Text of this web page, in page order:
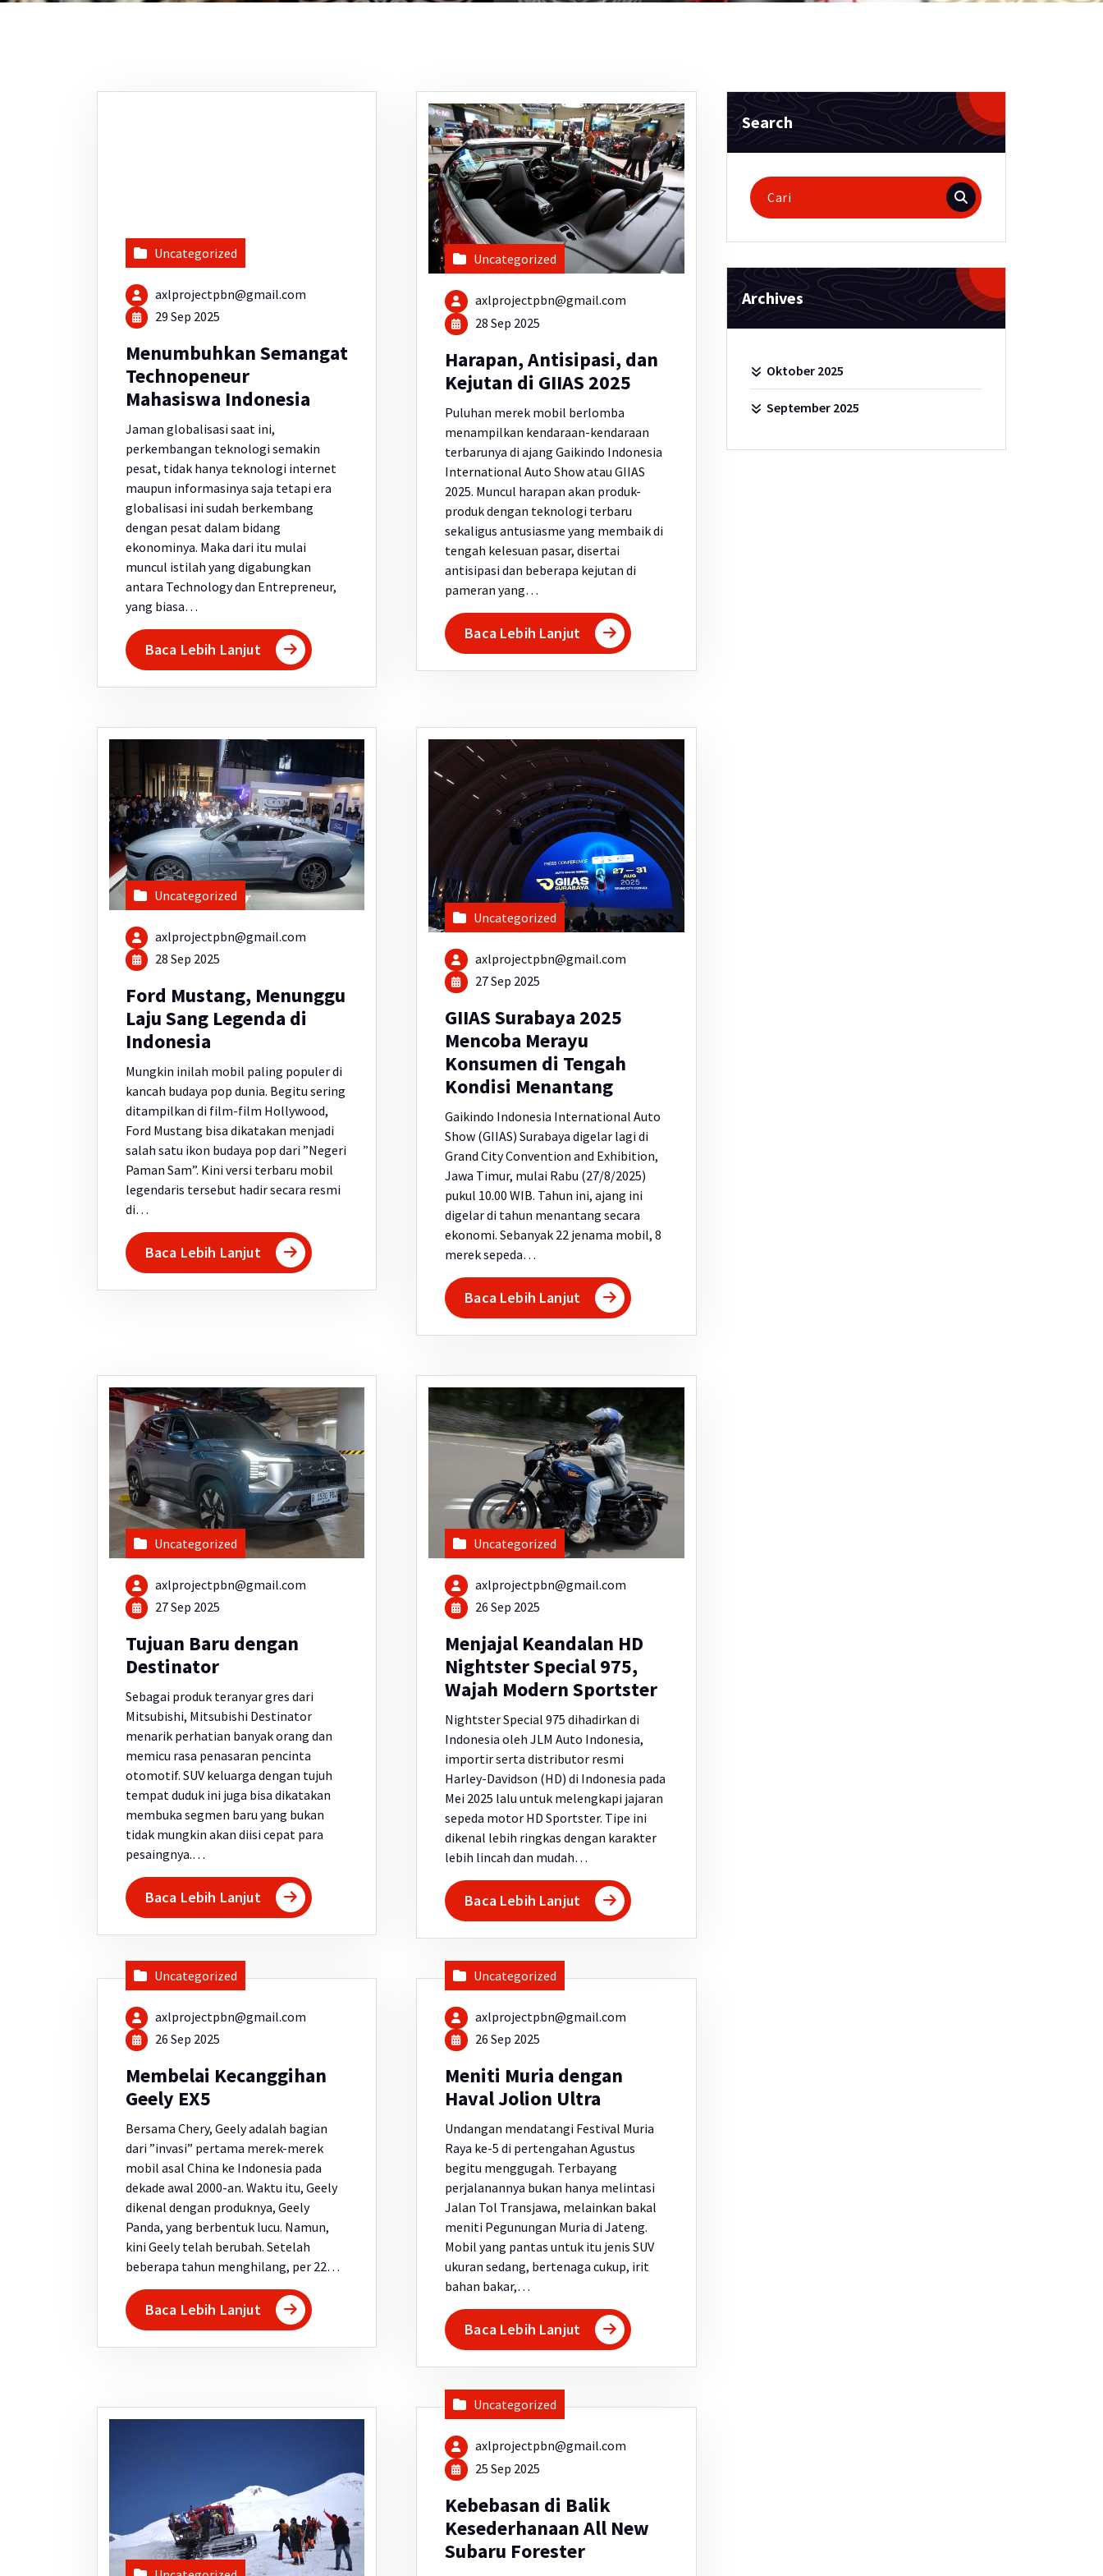
Uncategorized
axlprojectpbn@gmail.com
29 Sep 2025
Menumbuhkan Semangat
Technopeneur
Mahasiswa Indonesia
Jaman globalisasi saat ini,
perkembangan teknologi semakin
pesat, tidak hanya teknologi internet
maupun informasinya saja tetapi era
globalisasi ini sudah berkembang
dengan pesat dalam bidang
ekonominya. Maka dari itu mulai
muncul istilah yang digabungkan
antara Technology dan Entrepreneur,
yang biasa…
Baca Lebih Lanjut
Uncategorized
axlprojectpbn@gmail.com
28 Sep 2025
Harapan, Antisipasi, dan
Kejutan di GIIAS 2025
Puluhan merek mobil berlomba
menampilkan kendaraan-kendaraan
terbarunya di ajang Gaikindo Indonesia
International Auto Show atau GIIAS
2025. Muncul harapan akan produk-
produk dengan teknologi terbaru
sekaligus antusiasme yang membaik di
tengah kelesuan pasar, disertai
antisipasi dan beberapa kejutan di
pameran yang…
Baca Lebih Lanjut
Uncategorized
axlprojectpbn@gmail.com
28 Sep 2025
Ford Mustang, Menunggu
Laju Sang Legenda di
Indonesia
Mungkin inilah mobil paling populer di
kancah budaya pop dunia. Begitu sering
ditampilkan di film-film Hollywood,
Ford Mustang bisa dikatakan menjadi
salah satu ikon budaya pop dari ”Negeri
Paman Sam”. Kini versi terbaru mobil
legendaris tersebut hadir secara resmi
di…
Baca Lebih Lanjut
Uncategorized
axlprojectpbn@gmail.com
27 Sep 2025
GIIAS Surabaya 2025
Mencoba Merayu
Konsumen di Tengah
Kondisi Menantang
Gaikindo Indonesia International Auto
Show (GIIAS) Surabaya digelar lagi di
Grand City Convention and Exhibition,
Jawa Timur, mulai Rabu (27/8/2025)
pukul 10.00 WIB. Tahun ini, ajang ini
digelar di tahun menantang secara
ekonomi. Sebanyak 22 jenama mobil, 8
merek sepeda…
Baca Lebih Lanjut
Uncategorized
axlprojectpbn@gmail.com
27 Sep 2025
Tujuan Baru dengan
Destinator
Sebagai produk teranyar gres dari
Mitsubishi, Mitsubishi Destinator
menarik perhatian banyak orang dan
memicu rasa penasaran pencinta
otomotif. SUV keluarga dengan tujuh
tempat duduk ini juga bisa dikatakan
membuka segmen baru yang bukan
tidak mungkin akan diisi cepat para
pesaingnya.…
Baca Lebih Lanjut
Uncategorized
axlprojectpbn@gmail.com
26 Sep 2025
Menjajal Keandalan HD
Nightster Special 975,
Wajah Modern Sportster
Nightster Special 975 dihadirkan di
Indonesia oleh JLM Auto Indonesia,
importir serta distributor resmi
Harley-Davidson (HD) di Indonesia pada
Mei 2025 lalu untuk melengkapi jajaran
sepeda motor HD Sportster. Tipe ini
dikenal lebih ringkas dengan karakter
lebih lincah dan mudah…
Baca Lebih Lanjut
Uncategorized
axlprojectpbn@gmail.com
26 Sep 2025
Membelai Kecanggihan
Geely EX5
Bersama Chery, Geely adalah bagian
dari ”invasi” pertama merek-merek
mobil asal China ke Indonesia pada
dekade awal 2000-an. Waktu itu, Geely
dikenal dengan produknya, Geely
Panda, yang berbentuk lucu. Namun,
kini Geely telah berubah. Setelah
beberapa tahun menghilang, per 22…
Baca Lebih Lanjut
Uncategorized
axlprojectpbn@gmail.com
26 Sep 2025
Meniti Muria dengan
Haval Jolion Ultra
Undangan mendatangi Festival Muria
Raya ke-5 di pertengahan Agustus
begitu menggugah. Terbayang
perjalanannya bukan hanya melintasi
Jalan Tol Transjawa, melainkan bakal
meniti Pegunungan Muria di Jateng.
Mobil yang pantas untuk itu jenis SUV
ukuran sedang, bertenaga cukup, irit
bahan bakar,…
Baca Lebih Lanjut
Uncategorized
axlprojectpbn@gmail.com
25 Sep 2025
Kebebasan di Balik
Kesederhanaan All New
Subaru Forester
Search
Pencarian
untuk:
Archives
Oktober 2025
September 2025